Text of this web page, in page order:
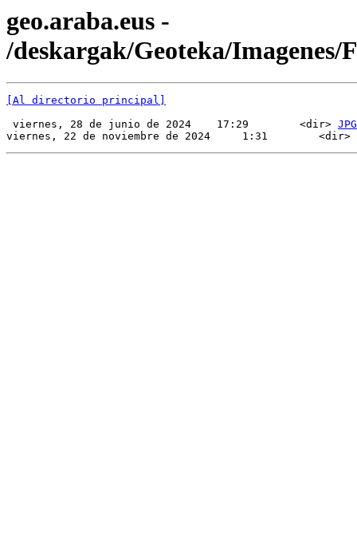
geo.araba.eus -
/deskargak/Geoteka/Imagenes/
[Al directorio principal]
viernes, 28 de junio de 2024    17:29        <dir> JPG
viernes, 22 de noviembre de 2024     1:31        <dir>